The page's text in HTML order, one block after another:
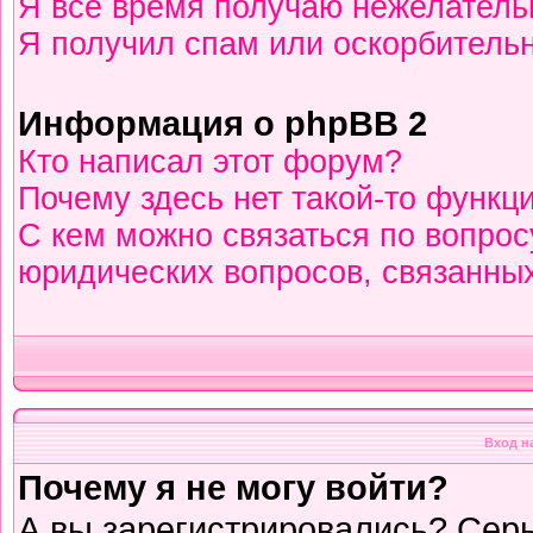
Я всё время получаю
Я получил спам или
Информация о phpBB 2
Кто написал этот форум?
Почему здесь нет такой-то
С кем можно связаться по
юридических вопросов,
Вход
Почему я не могу войти?